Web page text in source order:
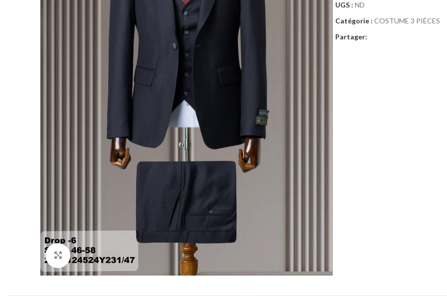
Agrandir
UGS : ND
Catégorie : COSTUME 3 PIÈCES
Partager: